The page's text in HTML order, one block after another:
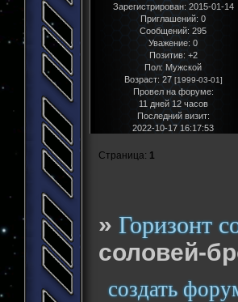
Зарегистрирован: 2015-01-14
Приглашений: 0
Сообщений: 295
Уважение: 0
Позитив: +2
Пол: Мужской
Возраст: 27 [1999-03-01]
Провел на форуме:
11 дней 12 часов
Последний визит:
2022-10-17 16:17:53
Страница: 1
»Горизонт
соловей-
создать